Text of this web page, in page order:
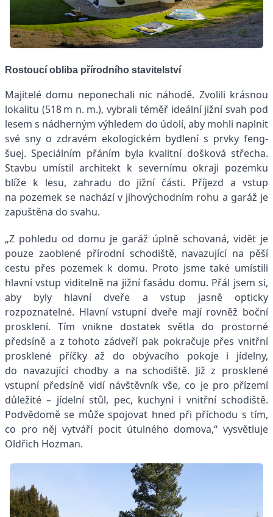
Rostoucí obliba přírodního stavitelství
Majitelé domu neponechali nic náhodě. Zvolili krásnou
lokalitu (518 m n. m.), vybrali téměř ideální jižní svah pod
lesem s nádherným výhledem do údolí, aby mohli naplnit
své sny o zdravém ekologickém bydlení s prvky feng-
šuej. Speciálním přáním byla kvalitní došková střecha.
Stavbu umístil architekt k severnímu okraji pozemku
blíže k lesu, zahradu do jižní části. Příjezd a vstup
na pozemek se nachází v jihovýchodním rohu a garáž je
zapuštěna do svahu.
„Z pohledu od domu je garáž úplně schovaná, vidět je
pouze zaoblené přírodní schodiště, navazující na pěší
cestu přes pozemek k domu. Proto jsme také umístili
hlavní vstup viditelně na jižní fasádu domu. Přál jsem si,
aby byly hlavní dveře a vstup jasně opticky
rozpoznatelné. Hlavní vstupní dveře mají rovněž boční
prosklení. Tím vnikne dostatek světla do prostorné
předsíně a z tohoto zádveří pak pokračuje přes vnitřní
prosklené příčky až do obývacího pokoje i jídelny,
do navazující chodby a na schodiště. Již z prosklené
vstupní předsíně vidí návštěvník vše, co je pro přízemí
důležité – jídelní stůl, pec, kuchyni i vnitřní schodiště.
Podvědomě se může spojovat hned při příchodu s tím,
co pro něj vytváří pocit útulného domova,“ vysvětluje
Oldřich Hozman.